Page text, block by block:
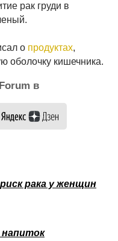
рак груди в
о продуктах,
оболочку кишечника.
в
рака у женщин